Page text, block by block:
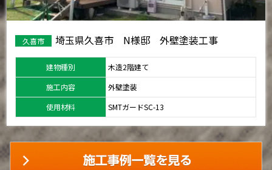
久喜市 埼玉県久喜市 N様邸 外壁塗装工事
建物種別
木造2階建て
施工内容
外壁塗装
使用材料
SMTガードSC-13